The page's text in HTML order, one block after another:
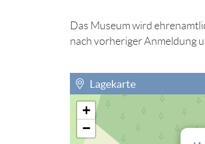
Das Museum wird
nach vorheriger Anmeldung
Lagekarte
Sie müssen die Cookies der
eingebettete Lagekarte sehen
+
−